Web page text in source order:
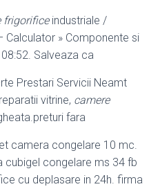
frigorificeindustriale /
» Componente si
Salveaza ca
Prestari Servicii Neamt
vitrine, camere
fara
camera congelare 10 mc.
congelare ms 34 fb
cu deplasare in 24h. firma